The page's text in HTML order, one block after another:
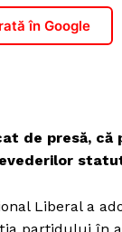
în Google
de presă, că
Liberal a
partidului în